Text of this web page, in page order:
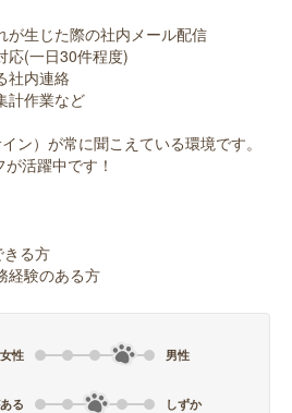
が生じた際の社内メール配信
応(一日30件程度)
社内連絡
計作業など
ン）が常に聞こえている環境です。
活躍中です！
きる方
経験のある方
女性 男性
る しずか